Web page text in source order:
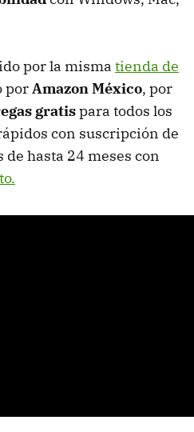
por la misma tienda de
porAmazon México, por
gratispara todos los
con suscripción de
de hasta 24 meses con